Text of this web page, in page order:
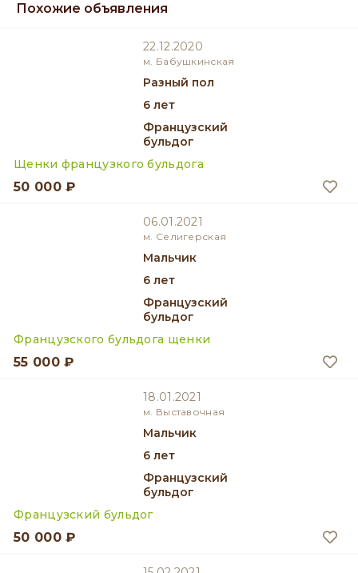
Похожие объявления
22.12.2020
м. Бабушкинская
разный пол
6 лет
Французский
бульдог
Щенки французкого бульдога
50 000 ₽
06.01.2021
м. Селигерская
мальчик
6 лет
Французский
бульдог
Французского бульдога щенки
55 000 ₽
18.01.2021
м. Выставочная
мальчик
6 лет
Французский
бульдог
Французский бульдог
50 000 ₽